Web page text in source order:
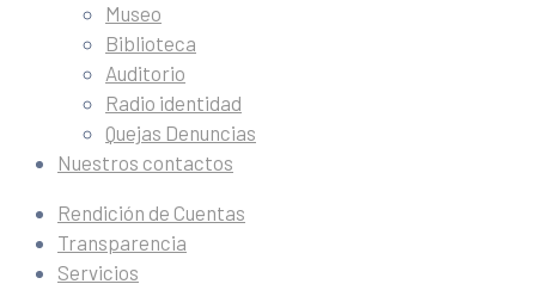
Museo
Biblioteca
Auditorio
Radio identidad
Quejas Denuncias
Nuestros contactos
Rendición de Cuentas
Transparencia
Servicios